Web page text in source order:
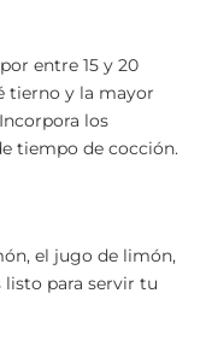
entre 15 y 20
tierno y la mayor
los
tiempo de cocción.
el jugo de limón,
listo para servir tu